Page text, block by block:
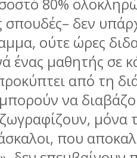
80%
σπουδές– δεν
ούτε ώρες
ένας µαθητής σε
από τη
να
µόνα
που